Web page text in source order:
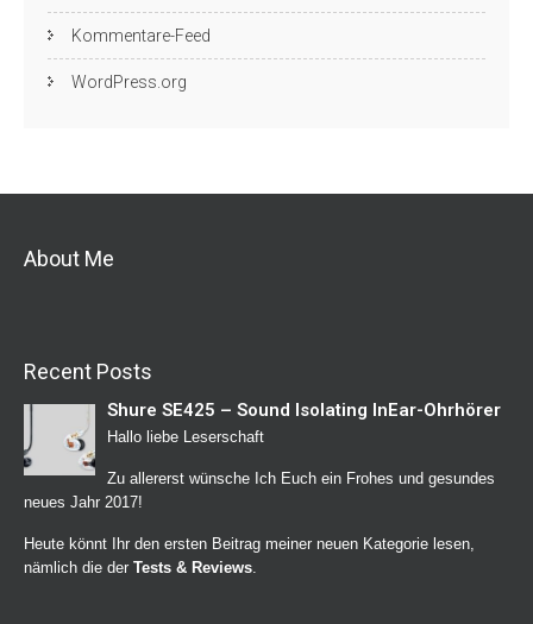
Kommentare-Feed
WordPress.org
About Me
Recent Posts
Shure SE425 – Sound Isolating InEar-Ohrhörer
Hallo liebe Leserschaft
Zu allererst wünsche Ich Euch ein Frohes und gesundes
neues Jahr 2017!
Heute könnt Ihr den ersten Beitrag meiner neuen Kategorie lesen,
nämlich die der Tests & Reviews